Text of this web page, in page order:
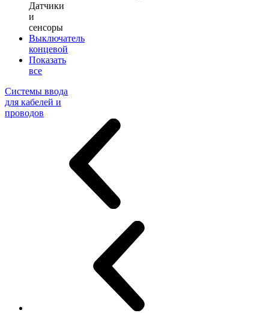
Датчики
и
сенсоры
Выключатель
концевой
Показать
все
Системы ввода
для кабелей и
проводов